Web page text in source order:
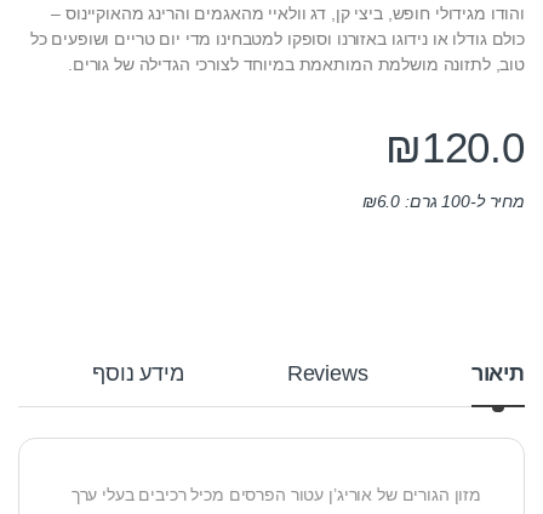
והודו מגידולי חופש, ביצי קן, דג וולאיי מהאגמים והרינג מהאוקיינוס –
כולם גודלו או נידוגו באזורנו וסופקו למטבחינו מדי יום טריים ושופעים כל
טוב, לתזונה מושלמת המותאמת במיוחד לצורכי הגדילה של גורים.
₪120.0
מחיר ל-100 גרם: ₪6.0
תיאור Reviews מידע נוסף
מזון הגורים של אוריג’ן עטור הפרסים מכיל רכיבים בעלי ערך